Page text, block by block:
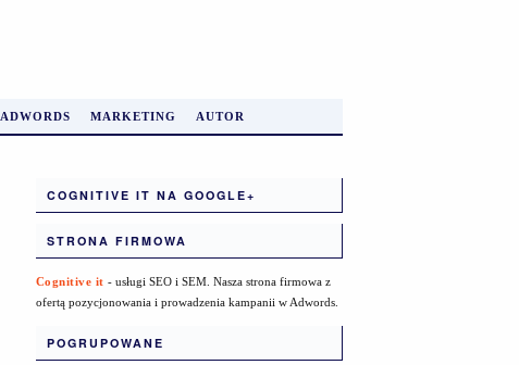
ADWORDS MARKETING AUTOR
COGNITIVE IT NA GOOGLE+
STRONA FIRMOWA
Cognitive it - usługi SEO i SEM. Nasza strona firmowa z
ofertą pozycjonowania i prowadzenia kampanii w Adwords.
POGRUPOWANE